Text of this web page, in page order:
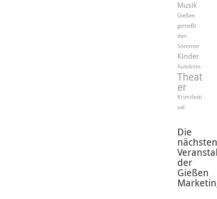
Musik
Gießen
genießt
den
Sommer
Kinder
Autokino
Theat
er
Krimifesti
val
Die
nächsten
der
Gießen